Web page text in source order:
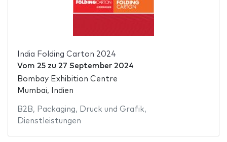
India Folding Carton 2024
Vom 25zu 27 September 2024
Bombay Exhibition Centre
Mumbai, Indien
B2B, Packaging, Druck und Grafik,
Dienstleistungen